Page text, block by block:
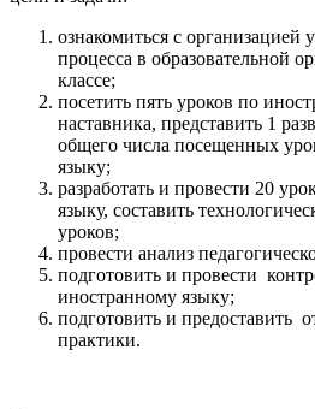
ознакомиться с организацией
процесса в образовательной
классе;
посетить пять уроков по
наставника, представить 1
общего числа посещенных
языку;
разработать и провести 20
языку, составить
уроков;
провести анализ
подготовить и провести
иностранному языку;
подготовить и предоставить
практики.